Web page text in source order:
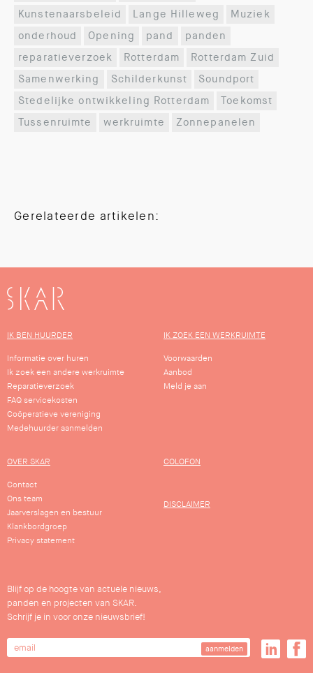
Kunstenaarsbeleid
Lange Hilleweg
Muziek
onderhoud
Opening pand
panden
reparatieverzoek
Rotterdam
Rotterdam Zuid
Samenwerking
Schilderkunst
Soundport
Stedelijke ontwikkeling Rotterdam
Toekomst
Tussenruimte
werkruimte Zonnepanelen
Gerelateerde artikelen:
SKAR
IK BEN HUURDER
Informatie over huren
Ik zoek een andere werkruimte
Reparatieverzoek
FAQ servicekosten
Coöperatieve vereniging
Medehuurder aanmelden
IK ZOEK EEN WERKRUIMTE
Voorwaarden
Aanbod
Meld je aan
OVER SKAR
Contact
Ons team
Jaarverslagen en bestuur
Klankbordgroep
Privacy statement
COLOFON
DISCLAIMER
Blijf op de hoogte van actuele nieuws,
panden en projecten van SKAR.
Schrijf je in voor onze nieuwsbrief!